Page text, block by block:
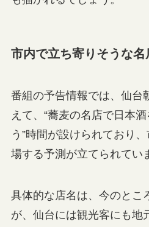
市内で立ち寄りそうな
番組の予告情報では、仙台
えて、“蕎麦の名店で日本
う”時間が設けられており
場する予測が立てられてい
具体的な店名は、今のとこ
が、仙台には観光客にも地